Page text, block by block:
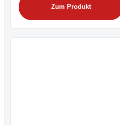
Zum Produkt